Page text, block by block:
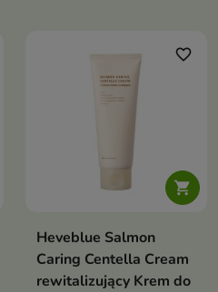

favorite_border
Heveblue Salmon
Caring Centella Cream
rewitalizujący Krem do